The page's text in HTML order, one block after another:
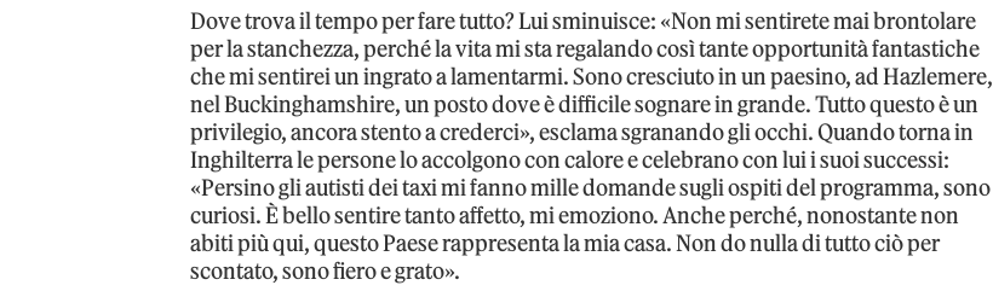
Dove trova il tempo per fare tutto? Lui sminuisce: «Non mi sentirete mai brontolare
per la stanchezza, perché la vita mi sta regalando così tante opportunità fantastiche
che mi sentirei un ingrato a lamentarmi. Sono cresciuto in un paesino, ad Hazlemere,
nel Buckinghamshire, un posto dove è difficile sognare in grande. Tutto questo è un
privilegio, ancora stento a crederci», esclama sgranando gli occhi. Quando torna in
Inghilterra le persone lo accolgono con calore e celebrano con lui i suoi successi:
«Persino gli autisti dei taxi mi fanno mille domande sugli ospiti del programma, sono
curiosi. È bello sentire tanto affetto, mi emoziono. Anche perché, nonostante non
abiti più qui, questo Paese rappresenta la mia casa. Non do nulla di tutto ciò per
scontato, sono fiero e grato».